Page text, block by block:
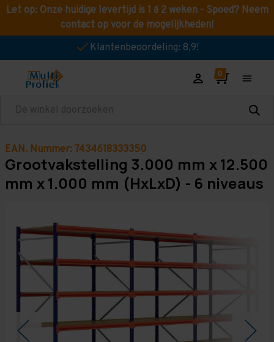
Let op: Onze huidige levertijd is 1 á 2 weken - Spoed? Neem
contact op voor de mogelijkheden!
Klantenbeoordeling: 8,9!
Zoeken
EAN. Nummer: 7434618333350
Grootvakstelling 3.000 mm x 12.500
mm x 1.000 mm (HxLxD) - 6 niveaus